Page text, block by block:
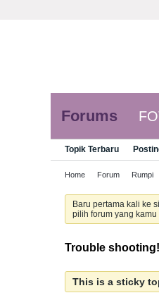
Forums
Topik Terbaru
Home Forum Rumpi
Baru pertama kali ke
pilih forum yang
Trouble shooting!
This is a sticky